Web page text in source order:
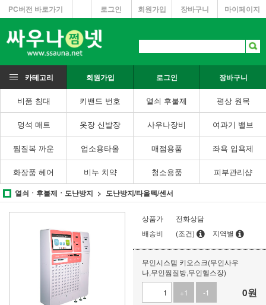
PC버전 바로가기 마이페이지
장바구니
회원가입
로그인
카테고리 회원가입 로그인 장바구니
비품 침대 키밴드 번호 열쇠 후불제 평상 원목
멍석 매트 옷장 신발장 사우나장비 여과기 밸브
찜질복 까운 업소용타올 매점용품 좌욕 입욕제
화장품 헤어 비누 치약 청소용품 피부관리샵
열쇠ㆍ후불제ㆍ도난방지 도난방지/타올텍/센서
상품가
전화상담
배송비
(조건) 지역별
무인시스템 키오스크(무인사우
나,무인찜질방,무인헬스장)
+1
-1 0원